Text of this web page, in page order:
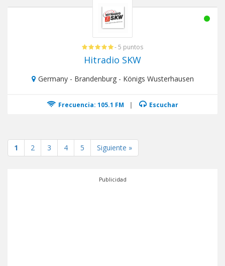
- 5 puntos
Hitradio SKW
Germany - Brandenburg - Königs Wusterhausen
Frecuencia: 105.1 FM | Escuchar
1 2 3 4 5 Siguiente »
Publicidad